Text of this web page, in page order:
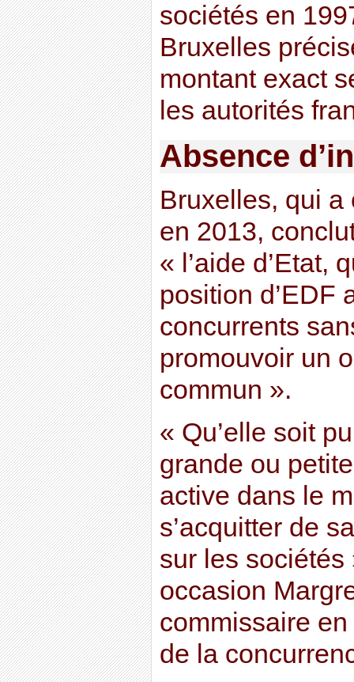
sociétés en
Bruxelles
montant exact
les autorités
Absence
Bruxelles, qui a
en 2013,
« l’aide d’Etat,
position d’EDF
concurrents
promouvoir un
commun ».
« Qu’elle soit
grande ou
active dans le
s’acquitter de
sur les sociétés
occasion
commissaire
de la